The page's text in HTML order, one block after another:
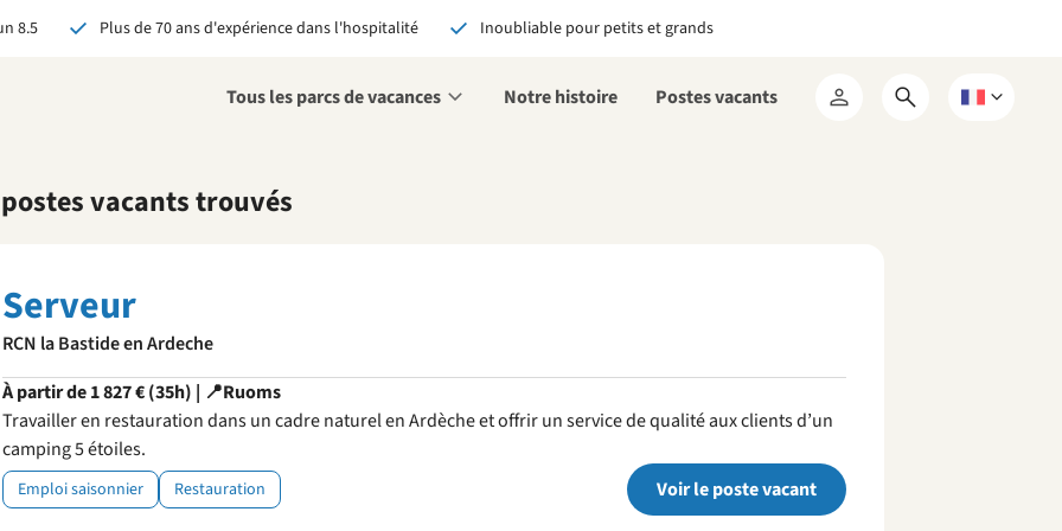
8.5 Plus de 70 ans d'expérience dans l'hospitalité Inoubliable pour petits et grands
Tous les parcs de vacances Notre histoire Postes vacants
Mon
Ouvrir
Choisissez
nous votre
spontanée
et enthousiastes
renforcer nos équipes!
maintenant
vacants trouvés
Serveur
RCN la Bastide en Ardeche
À partir de 1 827 € (35h) | 📍Ruoms
Travailler en restauration dans un cadre naturel en Ardèche et offrir un service de qualité aux clients d’un
camping 5 étoiles.
Emploi saisonnier Restauration Voir le poste vacant